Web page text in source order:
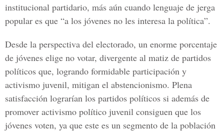
institucional partidario, más aún cuando lenguaje de jerga
popular es que “a los jóvenes no les interesa la política”.
Desde la perspectiva del electorado, un enorme porcentaje
de jóvenes elige no votar, divergente al matiz de partidos
políticos que, logrando formidable participación y
activismo juvenil, mitigan el abstencionismo. Plena
satisfacción lograrían los partidos políticos si además de
promover activismo político juvenil consiguen que los
jóvenes voten, ya que este es un segmento de la población